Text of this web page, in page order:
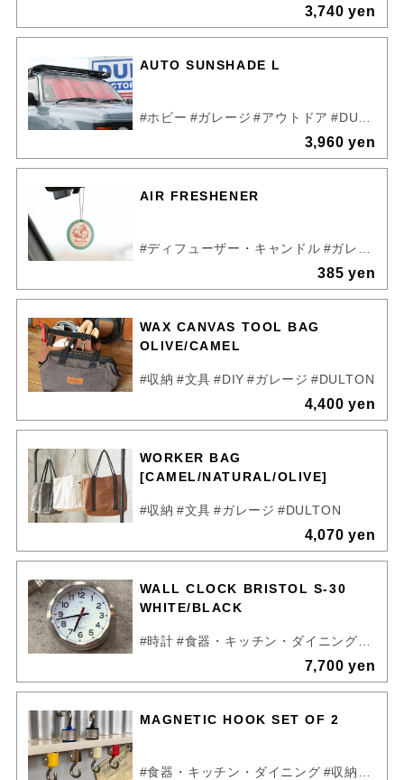
3,740 yen
AUTO SUNSHADE L
#ホビー #ガレージ #アウトドア #DULTON
3,960 yen
AIR FRESHENER
#ディフューザー・キャンドル #ガレージ
385 yen
WAX CANVAS TOOL BAG
OLIVE/CAMEL
#収納 #文具 #DIY #ガレージ #DULTON
4,400 yen
WORKER BAG
[CAMEL/NATURAL/OLIVE]
#収納 #文具 #ガレージ #DULTON
4,070 yen
WALL CLOCK BRISTOL S-30
WHITE/BLACK
#時計 #食器・キッチン・ダイニング
7,700 yen
MAGNETIC HOOK SET OF 2
#食器・キッチン・ダイニング #収納